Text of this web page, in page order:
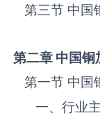
第三节 中国‌‌‌‌‌‌‌
第二章 中国铜
第一节 中国‌‌‌‌‌‌‌
一、行业